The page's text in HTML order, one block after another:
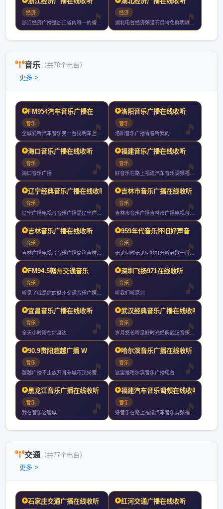
经济
浙江经济广播是浙江省内唯一的省级专业财经广播频道自年月日首播
经济
湖北电台经济频道节目特色鲜明以关注经济服务生活为宗旨深受广大
音乐 （共70个电台）
更多 >
FM954汽车音乐广播在
音乐
全城爱听汽车音乐第一台昆明车上收听率第一
洛阳音乐广播在线收听
音乐
洛阳音乐广播青春听我的
海口音乐广播在线收听
音乐
海口音乐广播
福建音乐广播在线收听
音乐
好音乐在路上福建汽车音乐调频福州厦门泉州漳州小时持续放送
辽宁经典音乐广播在线收听
音乐
辽宁广播电视台音乐广播是辽宁广播电视台下属的广播频率实行全天
吉林市音乐广播在线收听
音乐
吉林市音乐广播吉林市广播电视台旗下最具品味和情怀的绿色调频都
吉林音乐广播在线收听
音乐
吉林广播电视台音乐广播简称吉林音乐广播曾用名东北亚音乐台是吉
959年代音乐怀旧好声音
音乐
无论何时无论何地打开听老歌一首接一首歌声不断情怀不断
FM94.5赣州交通音乐
音乐
听见了就是你的赣州交通音乐广播你随身携带的文艺情怀
深圳飞扬971在线收听
音乐
听我们听深圳
宜昌音乐广播在线收听
音乐
全天小时陪在你身边
武汉经典音乐广播在线收听
音乐
岁月悠长听见好时光经典武汉音乐广播武汉音乐广播是武汉地区第一
90.9贵阳超越广播 W
音乐
超越广播不止放开耳朵城市顶尖音乐电台小时好音乐不间断
哈尔滨音乐广播在线收听
音乐
这里是哈尔滨音乐广播电台
黑龙江音乐广播在线收听
音乐
我在音乐这座城
福建汽车音乐调频在线收听
音乐
好音乐在路上福建汽车音乐调频福州厦门泉州漳州小时持续放送
交通 （共77个电台）
更多 >
石家庄交通广播在线收听 红河交通广播在线收听